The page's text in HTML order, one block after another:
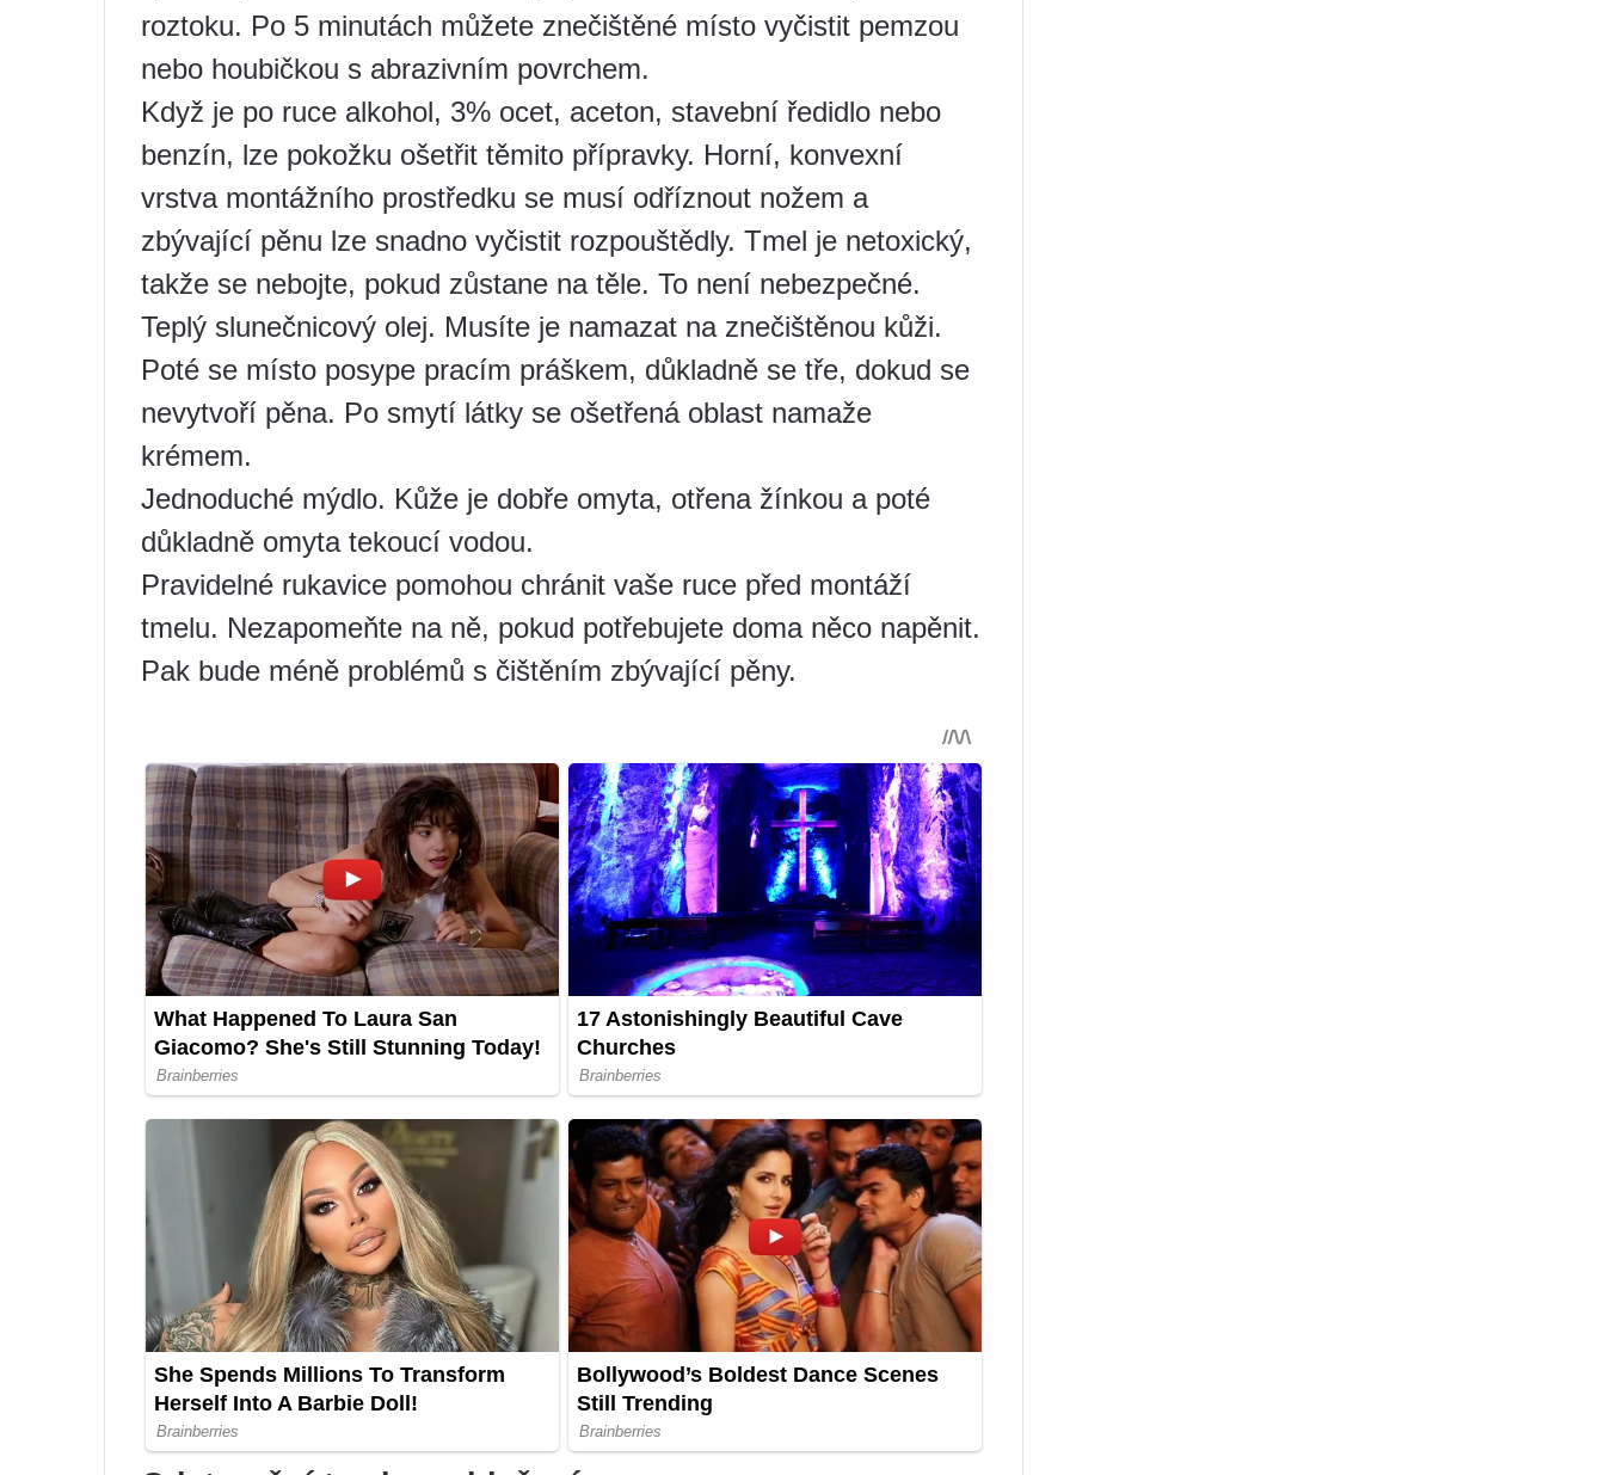
roztoku. Po 5 minutách můžete znečištěné místo vyčistit pemzou
nebo houbičkou s abrazivním povrchem.
Když je po ruce alkohol, 3% ocet, aceton, stavební ředidlo nebo
benzín, lze pokožku ošetřit těmito přípravky. Horní, konvexní
vrstva montážního prostředku se musí odříznout nožem a
zbývající pěnu lze snadno vyčistit rozpouštědly. Tmel je netoxický,
takže se nebojte, pokud zůstane na těle. To není nebezpečné.
Teplý slunečnicový olej. Musíte je namazat na znečištěnou kůži.
Poté se místo posype pracím práškem, důkladně se tře, dokud se
nevytvoří pěna. Po smytí látky se ošetřená oblast namaže
krémem.
Jednoduché mýdlo. Kůže je dobře omyta, otřena žínkou a poté
důkladně omyta tekoucí vodou.
Pravidelné rukavice pomohou chránit vaše ruce před montáží
tmelu. Nezapomeňte na ně, pokud potřebujete doma něco napěnit.
Pak bude méně problémů s čištěním zbývající pěny.